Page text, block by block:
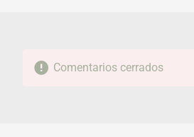
Comentarios cerrados